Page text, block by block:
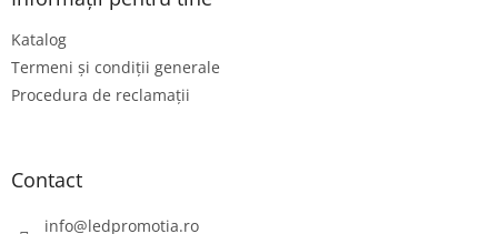
Katalog
Termeni și condiții generale
Procedura de reclamații
Contact
info@ledpromotia.ro